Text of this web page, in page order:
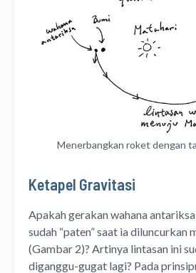
Menerbangkan roket dengan
Ketapel Gravitasi
Apakah gerakan wahana
sudah “paten” saat ia diluncurkan
(Gambar 2)? Artinya lintasan ini
diganggu-gugat lagi? Pada